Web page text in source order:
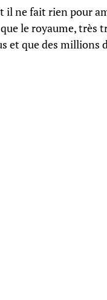
il ne fait rien pour
le royaume,
et que des millions